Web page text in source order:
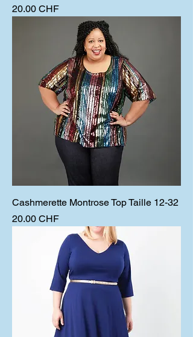
Prix
20.00 CHF
Cashmerette Montrose Top Taille 12-32
Prix
20.00 CHF